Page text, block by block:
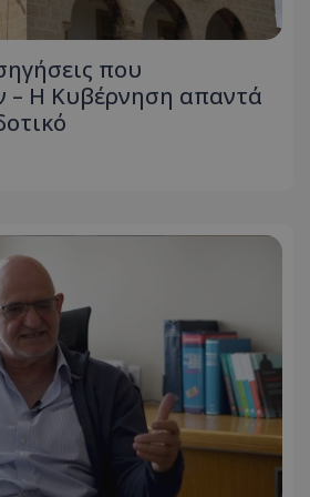
που
– Η Κυβέρνηση απαντά
Microsoft Corporation
YouTube
.youtube.com